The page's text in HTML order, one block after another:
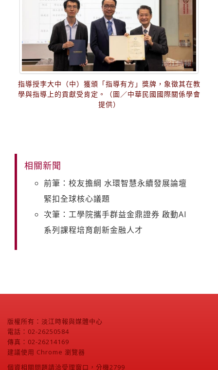
指導授李大中（中）獲頒「指導有方」獎牌，象徵其在教
學與指導上的貢獻受肯定。（圖／中華民國國際關係學會
提供）
相關新聞
前筆：校友擔綱 水環智慧永續發展論壇
緊扣全球核心議題
次筆：工學院攜手群益金鼎證券 啟動AI
系列課程培育創新金融人才
版權所有：淡江時報與媒體中心
電話：02-26250584
傳真：02-26214169
建議使用 Chrome 瀏覽器
個資相關問題請洽受理窗口，分機2799